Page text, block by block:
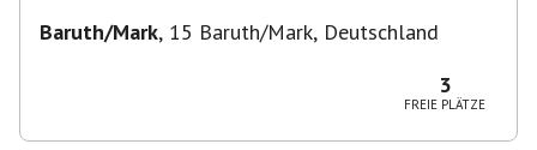
Baruth/Mark, 15 Baruth/Mark, Deutschland
3
FREIE PLÄTZE